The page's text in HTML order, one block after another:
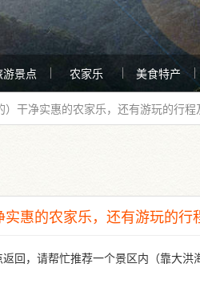
游景点 农家乐 美食特产
干净实惠的农家乐，还有游玩的行
惠的农家乐，还有游玩的行
回，请帮忙推荐一个景区内（靠大